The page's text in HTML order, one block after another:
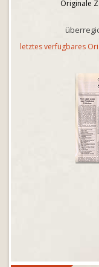
Originale
letztes verfügbares